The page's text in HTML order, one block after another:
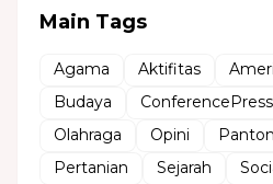
Main Tags
Agama Aktifitas
Budaya
ConferencePress
Olahraga
Opini Panton
Pertanian
Sejarah